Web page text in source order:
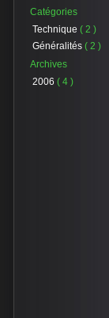
Catégories
Technique ( 2 )
Généralités ( 2 )
Archives
2006 ( 4 )